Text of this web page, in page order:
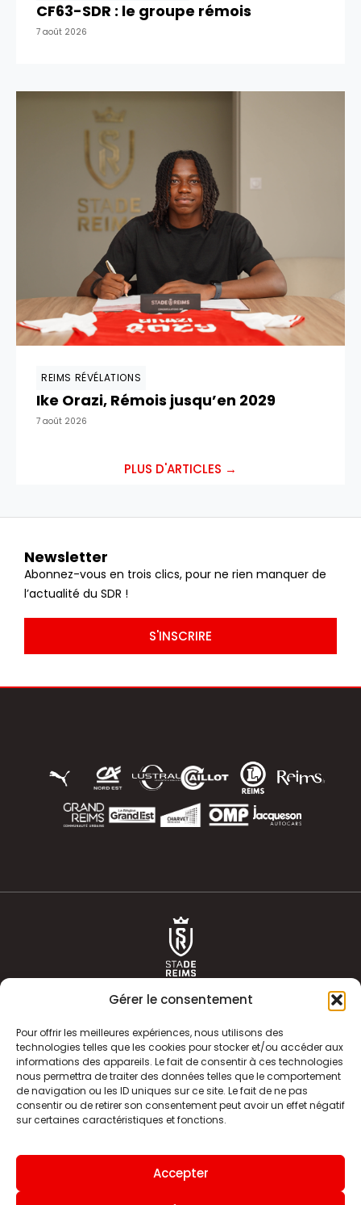
Gérer le consentement
Pour offrir les meilleures expériences, nous utilisons des
technologies telles que les cookies pour stocker et/ou accéder aux
informations des appareils. Le fait de consentir à ces technologies
nous permettra de traiter des données telles que le comportement
de navigation ou les ID uniques sur ce site. Le fait de ne pas
consentir ou de retirer son consentement peut avoir un effet négatif
sur certaines caractéristiques et fonctions.
Accepter
CF63-SDR : le groupe rémois
7 août 2026
REIMS RÉVÉLATIONS
Ike Orazi, Rémois jusqu’en 2029
7 août 2026
PLUS D'ARTICLES →
Newsletter
Abonnez-vous en trois clics, pour ne rien manquer de
l’actualité du SDR !
S'INSCRIRE
ACTUALITÉS
CLUB
BOUTIQUE
HISTOIRE
ÉQUIPE PREMIERE
INFOS ET CONTACT